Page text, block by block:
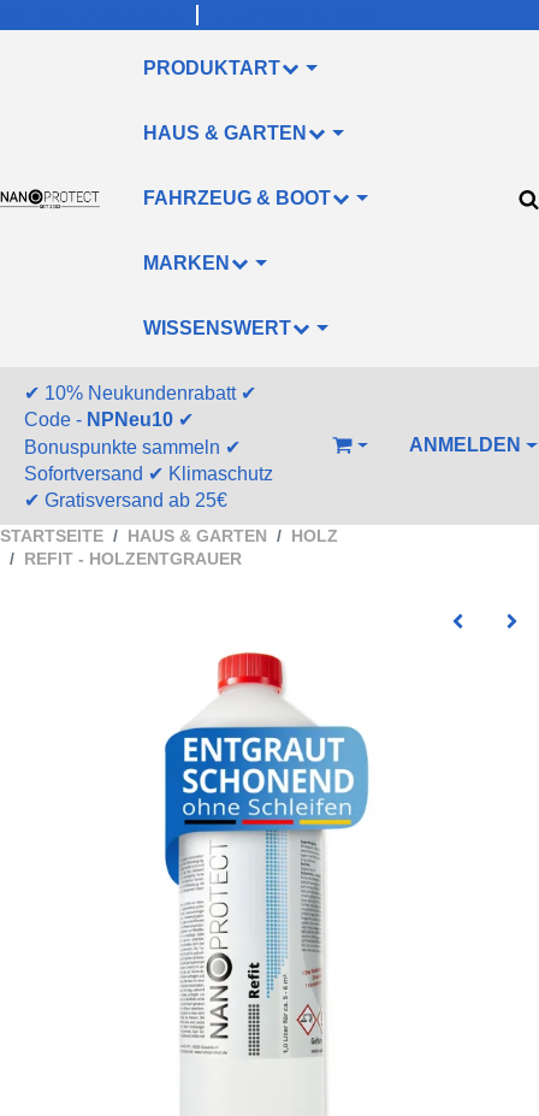
PRODUKTART
HAUS & GARTEN
FAHRZEUG & BOOT
MARKEN
WISSENSWERT
✔ 10% Neukundenrabatt✔
Code - NPNeu10 ✔
Bonuspunkte sammeln ✔
Sofortversand ✔ Klimaschutz
✔ Gratisversand ab 25€
WARENKORBANMELDEN
STARTSEITE HAUS & GARTEN
HOLZ
REFIT - HOLZENTGRAUER